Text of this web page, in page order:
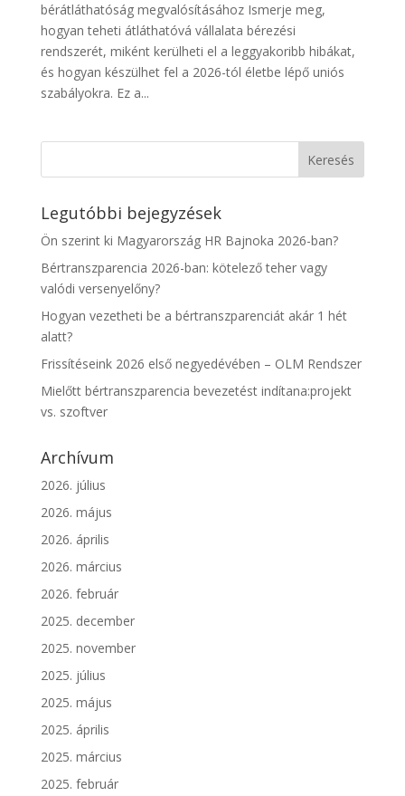
bérátláthatóság megvalósításához Ismerje meg,
hogyan teheti átláthatóvá vállalata bérezési
rendszerét, miként kerülheti el a leggyakoribb hibákat,
és hogyan készülhet fel a 2026-tól életbe lépő uniós
szabályokra. Ez a...
Legutóbbi bejegyzések
Ön szerint ki Magyarország HR Bajnoka 2026-ban?
Bértranszparencia 2026-ban: kötelező teher vagy
valódi versenyelőny?
Hogyan vezetheti be a bértranszparenciát akár 1 hét
alatt?
Frissítéseink 2026 első negyedévében – OLM Rendszer
Mielőtt bértranszparencia bevezetést indítana:projekt
vs. szoftver
Archívum
2026. július
2026. május
2026. április
2026. március
2026. február
2025. december
2025. november
2025. július
2025. május
2025. április
2025. március
2025. február